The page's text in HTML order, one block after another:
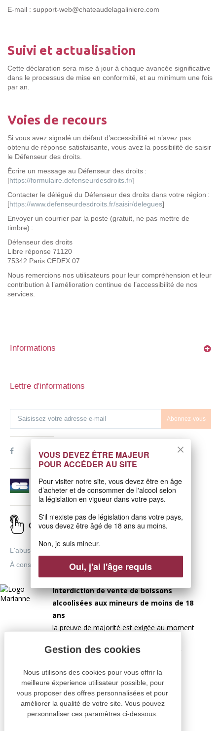
E-mail : support-web@chateaudelagaliniere.com
Suivi et actualisation
Cette déclaration sera mise à jour à chaque avancée significative
dans le processus de mise en conformité, et au minimum une fois
par an.
Voies de recours
Si vous avez signalé un défaut d’accessibilité et n’avez pas
obtenu de réponse satisfaisante, vous avez la possibilité de saisir
le Défenseur des droits.
Écrire un message au Défenseur des droits :
[https://formulaire.defenseurdesdroits.fr/]
Contacter le délégué du Défenseur des droits dans votre région :
[https://www.defenseurdesdroits.fr/saisir/delegues]
Envoyer un courrier par la poste (gratuit, ne pas mettre de
timbre) :
Défenseur des droits
Libre réponse 71120
75342 Paris CEDEX 07
Nous remercions nos utilisateurs pour leur compréhension et leur
contribution à l’amélioration continue de l’accessibilité de nos
services.
Informations
Lettre d'informations
Abonnez-vous
Click & Collect
L'abus d'alcool est dangereux pour la santé.
À consommer avec modération.
Interdiction de vente de boissons
alcoolisées aux mineurs de moins de 18
ans
la preuve de majorité est exigée au moment
CODE DE LA SANTÉ PUBLIQUE, ART.L 3342-1 ET
Nous utilisons des cookies pour vous offrir la
meilleure éxperience utilisateur possible, pour
vous proposer des offres personnalisées et pour
améliorer la qualité de votre site. Vous pouvez
personnaliser ces paramètres ci-dessous.
VOUS DEVEZ ÊTRE MAJEUR
POUR ACCÉDER AU SITE
Pour visiter notre site, vous devez être en âge
d’acheter et de consommer de l'alcool selon
la législation en vigueur dans votre pays.
S'il n'existe pas de législation dans votre pays,
vous devez être âgé de 18 ans au moins.
Non, je suis mineur.
Oui, j'ai l'âge requis